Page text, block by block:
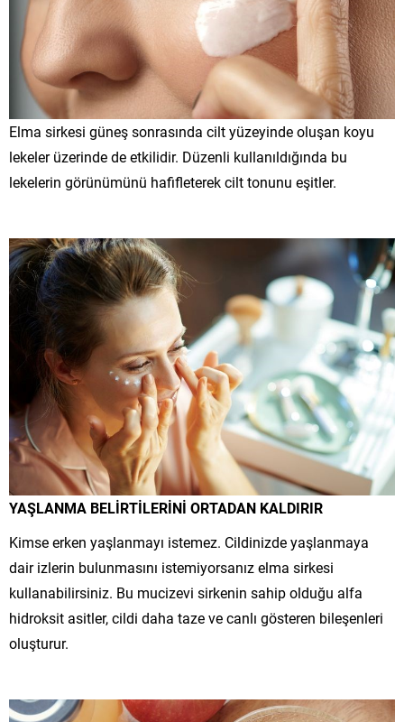
Elma sirkesi güneş sonrasında cilt yüzeyinde oluşan koyu
lekeler üzerinde de etkilidir. Düzenli kullanıldığında bu
lekelerin görünümünü hafifleterek cilt tonunu eşitler.
YAŞLANMA BELİRTİLERİNİ ORTADAN KALDIRIR
Kimse erken yaşlanmayı istemez. Cildinizde yaşlanmaya
dair izlerin bulunmasını istemiyorsanız elma sirkesi
kullanabilirsiniz. Bu mucizevi sirkenin sahip olduğu alfa
hidroksit asitler, cildi daha taze ve canlı gösteren bileşenleri
oluşturur.